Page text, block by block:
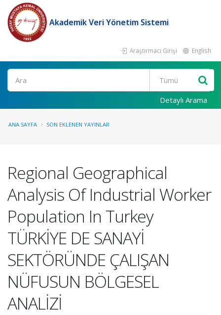
Akademik Veri Yönetim Sistemi
Araştırmacı Girişi English
Ara
Detaylı Arama
ANA SAYFA SON EKLENEN YAYINLAR
Regional Geographical
Analysis Of Industrial Worker
Population In Turkey
TÜRKİYE DE SANAYİ
SEKTÖRÜNDE ÇALIŞAN
NÜFUSUN BÖLGESEL
ANALİZİ